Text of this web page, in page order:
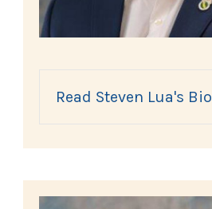
Read Steven Lua's Bio